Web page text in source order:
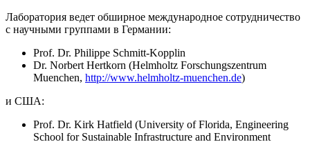
Лаборатория ведет обширное международное сотрудничество
с научными группами в Германии:
Prof. Dr. Philippe Schmitt-Kopplin
Dr. Norbert Hertkorn (Helmholtz Forschungszentrum
Muenchen, http://www.helmholtz-muenchen.de)
и США:
Prof. Dr. Kirk Hatfield (University of Florida, Engineering
School for Sustainable Infrastructure and Environment